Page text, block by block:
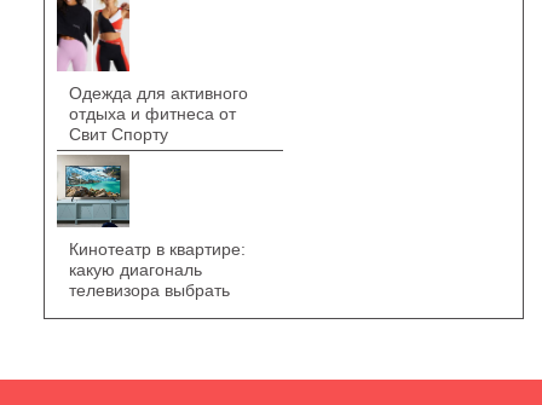
Одежда для активного
отдыха и фитнеса от
Свит Спорту
Кинотеатр в квартире:
какую диагональ
телевизора выбрать